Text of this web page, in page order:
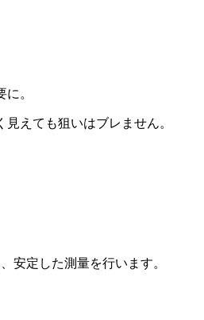
。
えても狙いはブレません。
安定した測量を行います。